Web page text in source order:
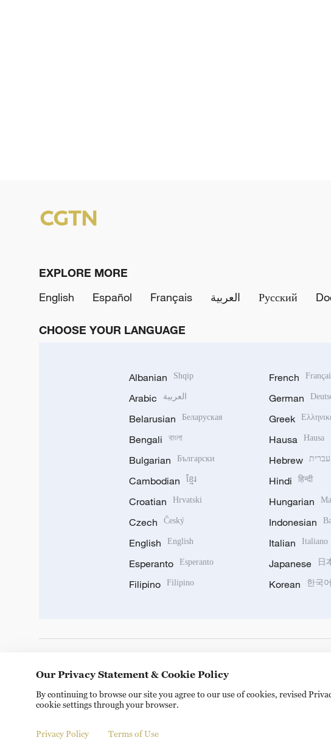
EXPLORE MORE
English
Español Français العربية Русский
CHOOSE YOUR LANGUAGE
Albanian Shqip
Arabic العربية
Belarusian Беларуская
Bengali বাংলা
Bulgarian Български
Cambodian ខ្មែរ
Croatian Hrvatski
Czech Český
English English
Esperanto Esperanto
Filipino Filipino
French
German
Greek
Hausa Hausa
Hebrew עברית
Hindi हिन्दी
Hungarian
Indonesian
Italian Italiano
Japanese 日
Korean 한국어
© China Radio International.CRI. All Rights Reserved. 16A Shijingshan
Our Privacy Statement & Cookie Policy
By continuing to browse our site you agree to our use of cookies, revised
cookie settings through your browser.
Privacy Policy Terms of Use